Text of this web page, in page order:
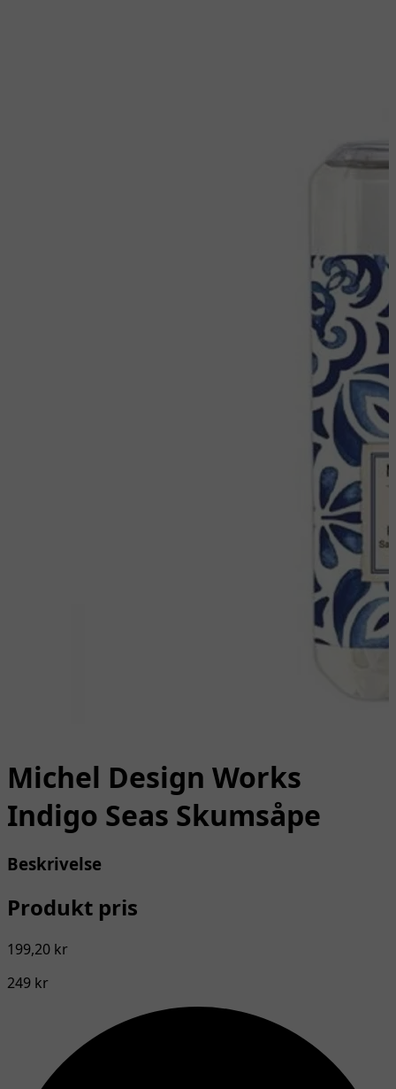
Michel Design Works
Indigo Seas Skumsåpe
Beskrivelse
Produkt pris
199,20 kr
249 kr